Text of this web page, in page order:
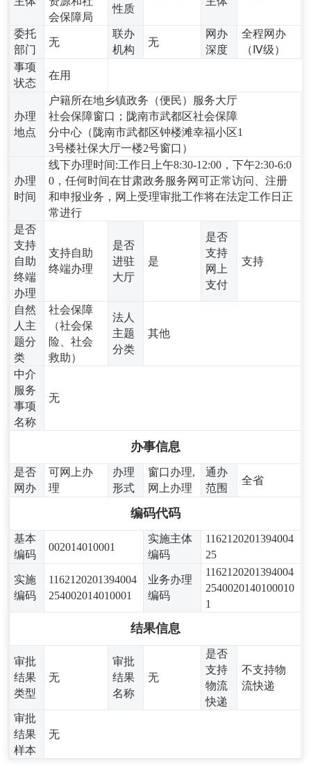
会保障局
性质
委托
部门
无
联办
机构
无
网办
深度
全程网办
（Ⅳ级）
事项
状态
在用
办理
地点
户籍所在地乡镇政务（便民）服务大厅
社会保障窗口；陇南市武都区社会保障
分中心（陇南市武都区钟楼滩幸福小区1
3号楼社保大厅一楼2号窗口）
办理
时间
线下办理时间:工作日上午8:30-12:00，下午2:30-6:0
0，任何时间在甘肃政务服务网可正常访问、注册
和申报业务，网上受理审批工作将在法定工作日正
常进行
是否
支持
自助
终端
办理
支持自助
终端办理
是否
进驻
大厅
是
是否
支持
网上
支付
支持
自然
人主
题分
类
社会保障
（社会保
险、社会
救助）
法人
主题
分类
其他
中介
服务
事项
名称
无
办事信息
是否
网办
可网上办
理
办理
形式
窗口办理,
网上办理
通办
范围
全省
编码代码
基本
编码
002014010001
实施主体
编码
1162120201394004
25
实施
编码
1162120201394004
254002014010001
业务办理
编码
1162120201394004
2540020140100010
1
结果信息
审批
结果
类型
无
审批
结果
名称
无
是否
支持
物流
快递
不支持物
流快递
审批
结果
样本
无